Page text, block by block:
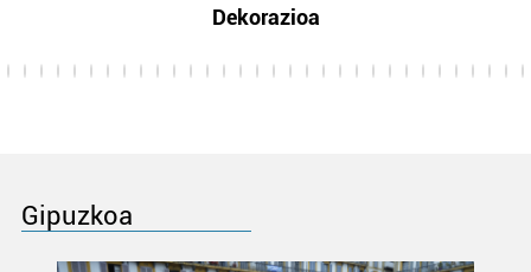
Dekorazioa
Gipuzkoa